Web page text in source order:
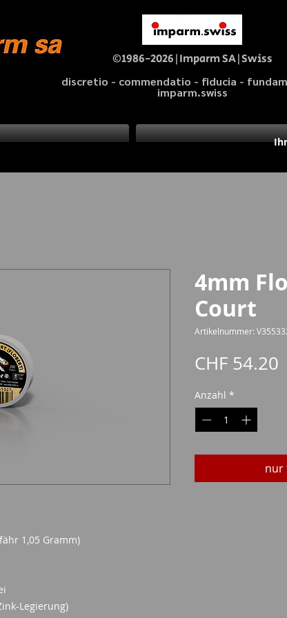
©1986-2026|Imparm SA|Swiss
discretio - commendatio - fiducia -
imparm.swiss
1,05 Gramm)
Legierung)
4mm
Court
Artikelnummer:
CHF 54.20
Anzahl *
nur